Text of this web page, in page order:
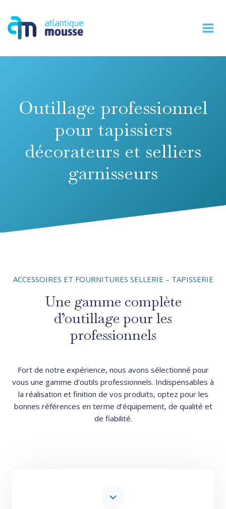
contenu
Outillage professionnel
pour tapissiers
décorateurs et selliers
garnisseurs
ACCESSOIRES ET FOURNITURES SELLERIE – TAPISSERIE
Une gamme complète
d’outillage pour les
professionnels
Fort de notre expérience, nous avons sélectionné pour
vous une gamme d’outils professionnels. Indispensables à
la réalisation et finition de vos produits, optez pour les
bonnes références en terme d’équipement, de qualité et
de fiabilité.